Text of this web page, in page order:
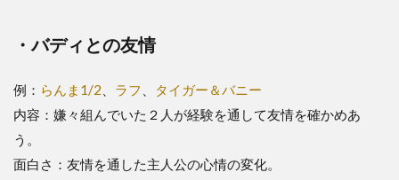
・バディとの友情
例： らんま1/2 ラフ
タイガー＆バニー
内容：嫌々組んでいた２人が経験を通して友情を確かめあ
う。
面白さ：友情を通した主人公の心情の変化。